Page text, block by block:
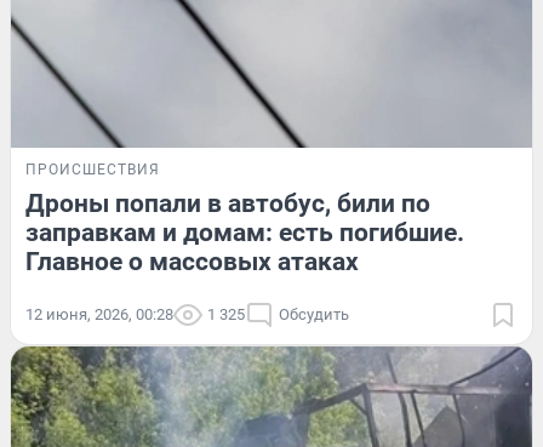
ПРОИСШЕСТВИЯ
Дроны попали в автобус, били по
заправкам и домам: есть погибшие.
Главное о массовых атаках
12 июня, 2026, 00:28 1 325 Обсудить